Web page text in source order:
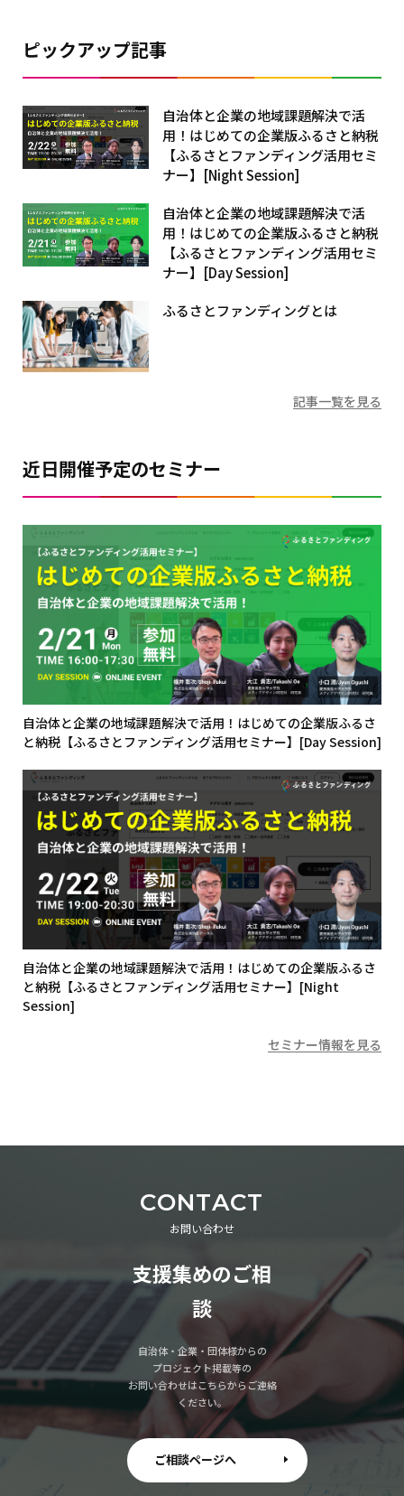
ピックアップ記事
自治体と企業の地域課題解決で活
用！はじめての企業版ふるさと納税
【ふるさとファンディング活用セミ
ナー】[Night Session]
自治体と企業の地域課題解決で活
用！はじめての企業版ふるさと納税
【ふるさとファンディング活用セミ
ナー】[Day Session]
ふるさとファンディングとは
記事一覧を見る
近日開催予定のセミナー
自治体と企業の地域課題解決で活用！はじめての企業版ふるさ
と納税【ふるさとファンディング活用セミナー】[Day Session]
自治体と企業の地域課題解決で活用！はじめての企業版ふるさ
と納税【ふるさとファンディング活用セミナー】[Night
Session]
セミナー情報を見る
CONTACT
お問い合わせ
支援集めのご相
談
自治体・企業・団体様からの
プロジェクト掲載等の
お問い合わせはこちらからご連絡
ください。
ご相談ページへ